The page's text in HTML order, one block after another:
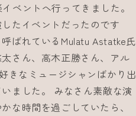
ベントへ行ってきました。
たイベントだったのです
ばれているMulatu Astatke氏
さん、高木正勝さん、アル
きなミュージシャンばかり出
ました。 みなさん素敵な演
な時間を過ごしていたら、